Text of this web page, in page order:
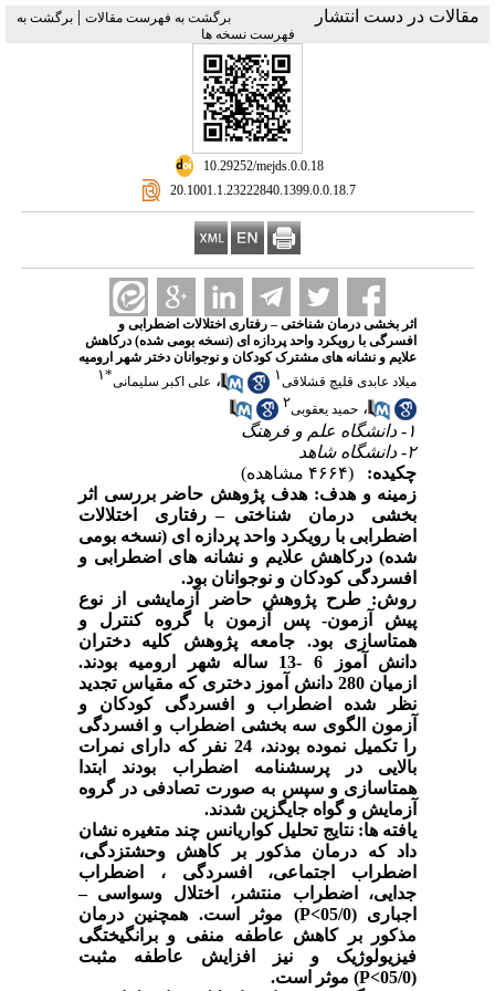
مقالات در دست انتشاربرگشت به فهرست مقالات |برگشت به
فهرست نسخه ها
‎ 10.29252/mejds.0.0.18
‎ 20.1001.1.23222840.1399.0.0.18.7
اثر بخشی درمان شناختی – رفتاری اختلالات اضطرابی و
افسرگی با رویکرد واحد پردازه ای (نسخه بومی شده) درکاهش
علایم و نشانه های مشترک کودکان و نوجوانان دختر شهر ارومیه
میلاد عابدی قلیچ قشلاقی۱ ، علی اکبر سلیمانی*۱
، حمید یعقوبی۲
۱- دانشگاه علم و فرهنگ
۲- دانشگاه شاهد
چکیده:
(۴۶۶۴ مشاهده)
زمینه و هدف: هدف پژوهش حاضر بررسی اثر
بخشی درمان شناختی–رفتاری اختلالات
اضطرابی با رویکرد واحد پردازه ای (نسخه بومی
شده) درکاهش علایم و نشانه های اضطرابی و
افسردگی کودکان و نوجوانان بود.
روش: طرح پژوهش حاضر آزمایشی از نوع
پیش آزمون- پس آزمون با گروه کنترل و
همتاسازی بود. جامعه پژوهش کلیه دختران
دانش آموز 6 -13 ساله شهر ارومیه بودند.
ازمیان 280 دانش آموز دختری که مقیاس تجدید
نظر شده اضطراب و افسردگی کودکان و
آزمون الگوی سه بخشی اضطراب و افسردگی
را تکمیل نموده بودند، 24 نفر که دارای نمرات
بالایی در پرسشنامه اضطراب بودند ابتدا
همتاسازی و سپس به صورت تصادفی در گروه
آزمایش و گواه جایگزین شدند.
یافته ها: نتایج تحلیل کواریانس چند متغیره نشان
داد که درمان مذکور بر کاهش وحشتزدگی،
اضطراب اجتماعی، افسردگی ، اضطراب
جدایی، اضطراب منتشر، اختلال وسواسی–
اجباری (05/0
P<) موثر است. همچنین درمان
مذکور بر کاهش عاطفه منفی و برانگیختگی
فیزیولوژیک و نیز افزایش عاطفه مثبت
(05/0
P<) موثر است.